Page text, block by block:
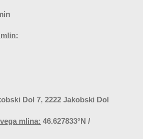
Dol 7, 2222 Jakobski Dol
mlina: 46.627833°N /